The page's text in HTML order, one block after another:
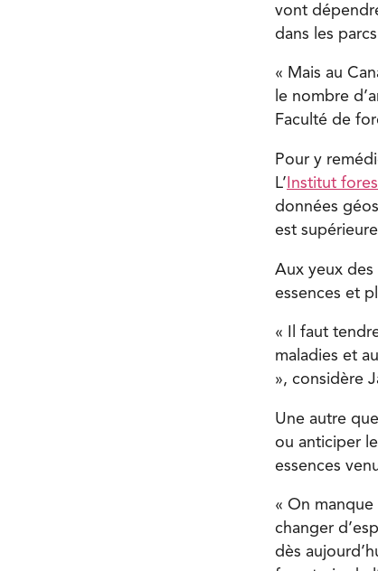
vont
dans les
« Mais au
le nombre
Faculté de
Pour y
L’ Institut
données
est
Aux yeux des
essences et
« Il faut
maladies et
», considère
Une autre
ou anticiper
essences
« On
changer
dès